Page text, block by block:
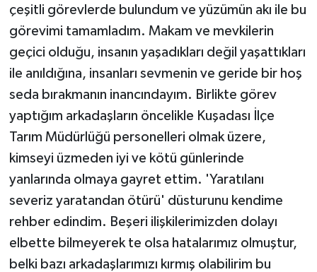
çeşitli görevlerde bulundum ve yüzümün akı ile bu
görevimi tamamladım. Makam ve mevkilerin
geçici olduğu, insanın yaşadıkları değil yaşattıkları
ile anıldığına, insanları sevmenin ve geride bir hoş
seda bırakmanın inancındayım. Birlikte görev
yaptığım arkadaşların öncelikle Kuşadası İlçe
Tarım Müdürlüğü personelleri olmak üzere,
kimseyi üzmeden iyi ve kötü günlerinde
yanlarında olmaya gayret ettim. 'Yaratılanı
severiz yaratandan ötürü' düsturunu kendime
rehber edindim. Beşeri ilişkilerimizden dolayı
elbette bilmeyerek te olsa hatalarımız olmuştur,
belki bazı arkadaşlarımızı kırmış olabilirim bu